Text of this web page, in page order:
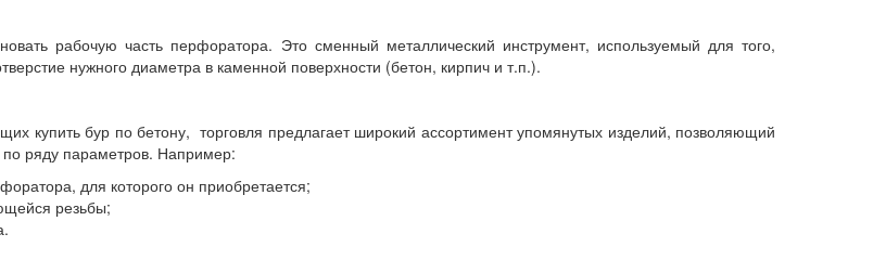
рабочую часть перфоратора. Это сменный металлический инструмент, используемый для того,
нужного диаметра в каменной поверхности (бетон, кирпич и т.п.).
купить бур по бетону, торговля предлагает широкий ассортимент упомянутых изделий, позволяющий
ряду параметров. Например:
для которого он приобретается;
резьбы;